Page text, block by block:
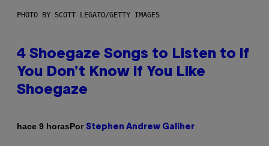
PHOTO BY SCOTT LEGATO/GETTY IMAGES
4 Shoegaze Songs to Listen to if
You Don’t Know if You Like
Shoegaze
hace 9 horasPor Stephen Andrew Galiher